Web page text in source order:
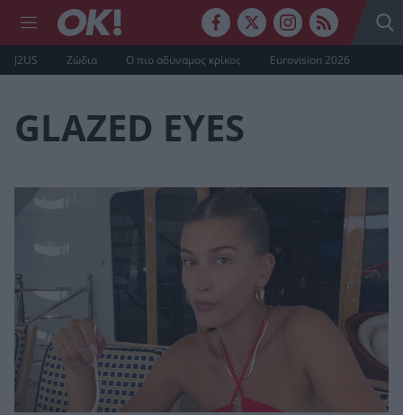
J2US Ζώδια Ο πιο αδύναμος κρίκος Eurovision 2026
GLAZED EYES